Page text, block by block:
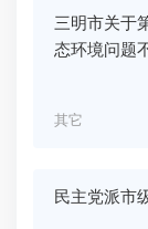
三明市关于
态环境问题
其它
民主党派市